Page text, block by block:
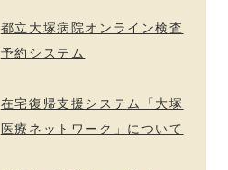
都立大塚病院オンライン検査
予約システム
在宅復帰支援システム「大塚
医療ネットワーク」について